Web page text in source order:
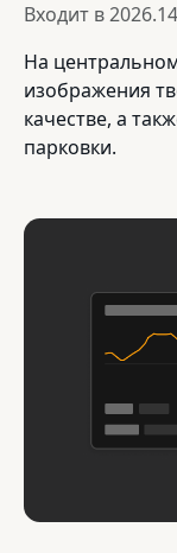
Входит в
На
изображения
качестве, а
парковки.